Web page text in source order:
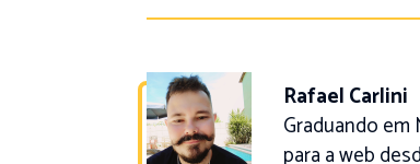
Rafael Carlini
Graduando
para a web